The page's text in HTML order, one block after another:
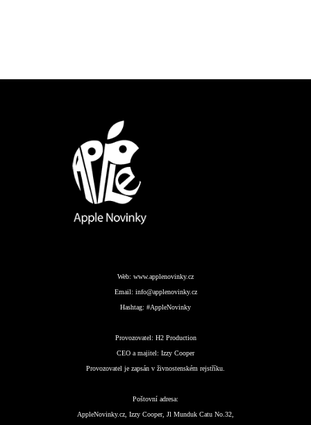
Web: www.applenovinky.cz
Email: info@applenovinky.cz
Hashtag: #AppleNovinky
Provozovatel: H2 Production
CEO a majitel: Izzy Cooper
Provozovatel je zapsán v živnostenském rejstříku.
Poštovní adresa:
AppleNovinky.cz, Izzy Cooper, Jl Munduk Catu No.32,